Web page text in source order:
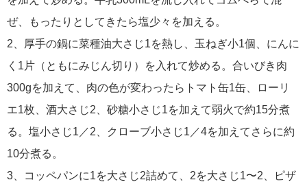
ぜ、もったりとしてきたら塩少々を加える。
2、厚手の鍋に菜種油大さじ1を熱し、玉ねぎ小1個、にんに
く1片（ともにみじん切り）を入れて炒める。合いびき肉
300gを加えて、肉の色が変わったらトマト缶1缶、ローリ
エ1枚、酒大さじ2、砂糖小さじ1を加えて弱火で約15分煮
る。塩小さじ1／2、クローブ小さじ1／4を加えてさらに約
10分煮る。
3、コッペパンに1を大さじ2詰めて、2を大さじ1〜2、ピザ